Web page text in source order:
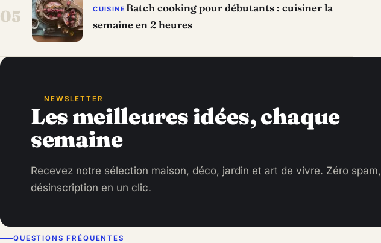
05 CUISINE Batch cooking pour débutants : cuisiner la
semaine en 2 heures
NEWSLETTER
Les meilleures idées, chaque
semaine
Recevez notre sélection maison, déco, jardin et art de vivre. Zéro spam,
désinscription en un clic.
QUESTIONS FRÉQUENTES